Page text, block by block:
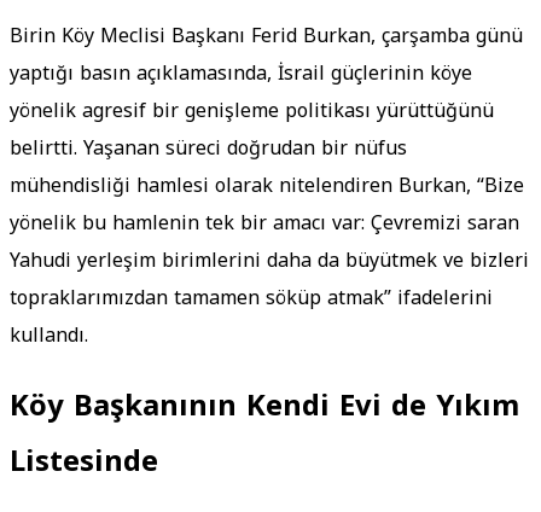
Birin Köy Meclisi Başkanı Ferid Burkan, çarşamba günü
yaptığı basın açıklamasında, İsrail güçlerinin köye
yönelik agresif bir genişleme politikası yürüttüğünü
belirtti. Yaşanan süreci doğrudan bir nüfus
mühendisliği hamlesi olarak nitelendiren Burkan, “Bize
yönelik bu hamlenin tek bir amacı var: Çevremizi saran
Yahudi yerleşim birimlerini daha da büyütmek ve bizleri
topraklarımızdan tamamen söküp atmak” ifadelerini
kullandı.
Köy Başkanının Kendi Evi de Yıkım
Listesinde